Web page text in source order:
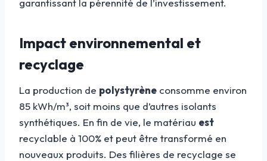
garantissant la pérennité de l’investissement.
Impact environnemental et
recyclage
La production de polystyrène consomme environ
85 kWh/m³, soit moins que d’autres isolants
synthétiques. En fin de vie, le matériau est
recyclable à 100% et peut être transformé en
nouveaux produits. Des filières de recyclage se